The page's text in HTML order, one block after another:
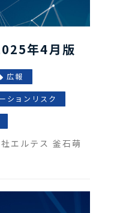
年4月版
広報
ションリスク
エルテス 釜石萌